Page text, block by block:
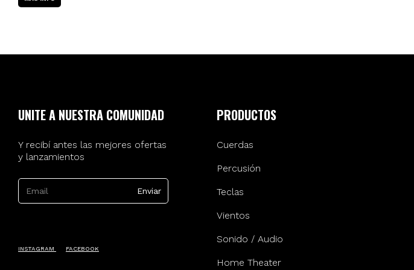
UNITE A NUESTRA COMUNIDAD
Y recibí antes las mejores ofertas
y lanzamientos
INSTAGRAM FACEBOOK
PRODUCTOS
Cuerdas
Percusión
Teclas
Vientos
Sonido / Audio
Home Theater